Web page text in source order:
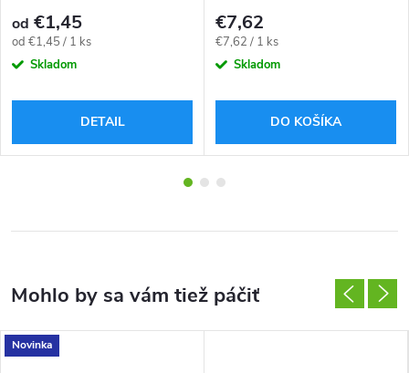
od €1,45
Jednotková
cena:
od €1,45 / 1 ks
Skladom
DETAIL
€7,62
Jednotková
cena:
€7,62 / 1 ks
Skladom
DO KOŠÍKA
Novinka